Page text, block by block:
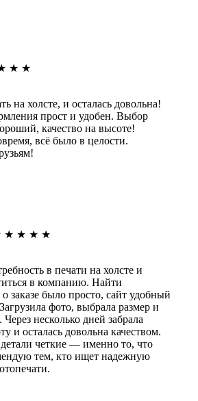
★ ★
на холсте, и осталась довольна!
прост и удобен. Выбор
качество на высоте!
всё было в целости.
★ ★ ★ ★
в печати на холсте и
в компанию. Найти
заказе было просто, сайт удобный
фото, выбрала размер и
Через несколько дней забрала
и осталась довольна качеством.
четкие — именно то, что
тем, кто ищет надежную